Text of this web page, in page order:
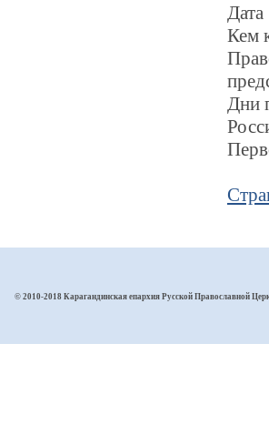
Кем
Дни
© 2010-2018 Карагандинская епархия Русской Православной